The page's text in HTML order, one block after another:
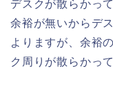
デスクが散らかっ
余裕が無いからデ
よりますが、余裕
ク周りが散らかっ